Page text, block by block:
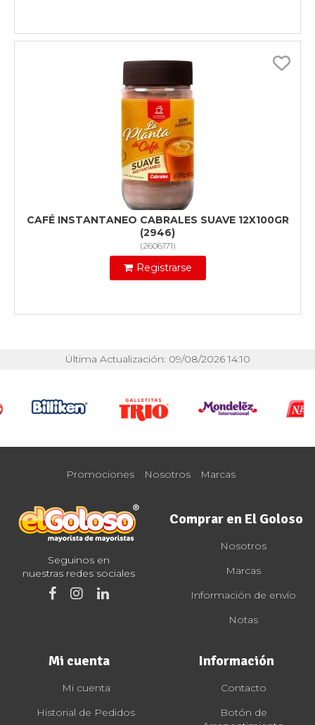
CAFÉ INSTANTANEO CABRALES SUAVE 12X100GR
(2946)
(2606171)
Registrarse
Última Actualización: 09/08/2026 14:10
Promociones Nosotros Marcas
Seguinos en
nuestras redes sociales
Comprar en El Goloso
Nosotros
Marcas
Información de envío
Notas
Mi cuenta
Mi cuenta
Historial de Pedidos
Información
Contacto
Botón de